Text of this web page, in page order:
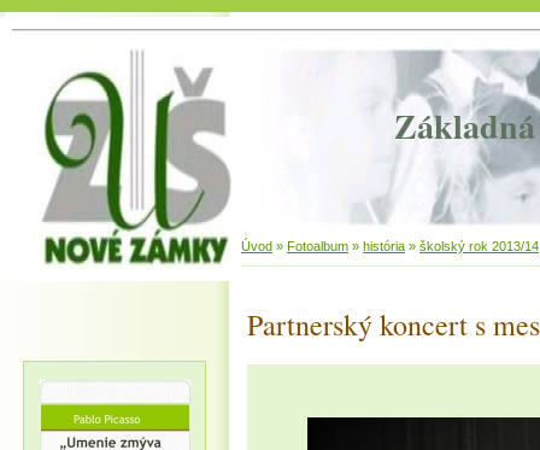
Základná
Úvod » Fotoalbum » história » školský rok 2013/14
Partnerský koncert s